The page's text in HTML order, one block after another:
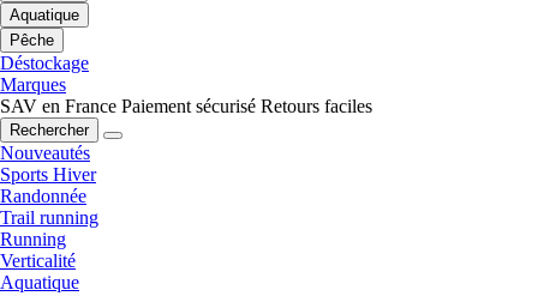
Aquatique
Pêche
Déstockage
Marques
SAV en France Paiement sécurisé Retours faciles
Rechercher
Nouveautés
Sports Hiver
Randonnée
Trail running
Running
Verticalité
Aquatique